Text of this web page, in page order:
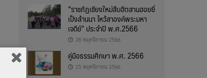
“ราชภัฏเชียงใหม่สืบฮีตสานฮอยยี่
เป็งล้านนา ไหว้สาองค์พระมหา
เจดีย์” ประจำปี พ.ศ.2566
28 พฤศจิกายน 2566
คู่มือธรรมศึกษา พ.ศ. 2566
15 พฤศจิกายน 2566